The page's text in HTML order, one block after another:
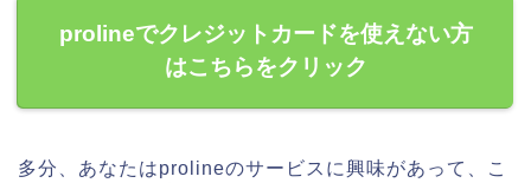
prolineでクレジットカードを使えない方
はこちらをクリック
多分、あなたはprolineのサービスに興味があって、こ